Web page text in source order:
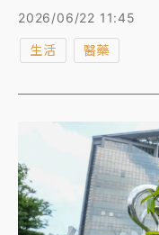
上升，其餘下降。衛
「建議不要對無症
2026/06/22 11:45
生活 醫藥